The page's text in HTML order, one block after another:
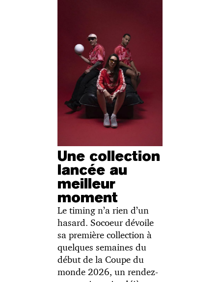
Une collection
lancée au
meilleur
moment
Le timing n’a rien d’un
hasard. Socoeur dévoile
sa première collection à
quelques semaines du
début de la Coupe du
monde 2026, un rendez-